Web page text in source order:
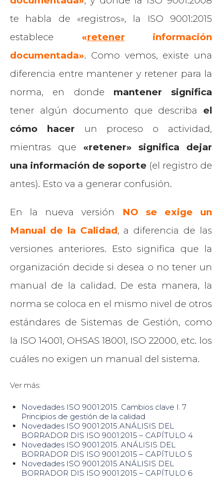
te habla de «registros», la ISO 9001:2015
establece «retener información
documentada». Como vemos, existe una
diferencia entre mantener y retener para la
norma, en donde mantener significa
tener algún documento que describa el
cómo hacer un proceso o actividad,
mientras que «retener» significa
dejar
una información de soporte (el registro de
antes). Esto va a generar confusión.
En la nueva versión
NO se exige un
Manual de la Calidad, a diferencia de las
versiones anteriores. Esto significa que la
organización decide si desea o no tener un
manual de la calidad. De esta manera, la
norma se coloca en el mismo nivel de otros
estándares de Sistemas de Gestión, como
la ISO 14001, OHSAS 18001, ISO 22000, etc. los
cuáles no exigen un manual del sistema.
Ver más:
Novedades ISO 9001:2015. Cambios clave I. 7
Principios de gestión de la calidad
Novedades ISO 9001:2015.ANÁLISIS DEL
BORRADOR DIS ISO 9001:2015 – CAPÍTULO 4
Novedades ISO 9001:2015. ANÁLISIS DEL
BORRADOR DIS ISO 9001:2015 – CAPÍTULO 5
Novedades ISO 9001:2015.ANÁLISIS DEL
BORRADOR DIS ISO 9001:2015 – CAPÍTULO 6